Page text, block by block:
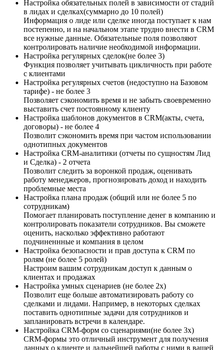
Настройка обязательных полей в зависимости от стадий
в лидах и сделках(суммарно до 10 полей)
Информация о лиде или сделке иногда поступает к нам
постепенно, и на начальном этапе трудно внести в CRM
все нужные данные. Обязательные поля позволяют
контролировать наличие необходимой информации.
Настройка регулярных сделок(не более 3)
Функция позволяет учитывать цикличность при работе
с клиентами
Настройка регулярных счетов (недоступно на Базовом
тарифе) - не более 3
Позволяет сэкономить время и не забыть своевременно
выставить счет постоянному клиенту
Настройка шаблонов документов в CRM(акты, счета,
договоры) - не более 4
Позволит сэкономить время при частом использовании
однотипных документов
Настройка CRM-аналитики (отчеты по сущностям Лид
и Сделка) - 2 отчета
Позволит следить за воронкой продаж, оценивать
работу менеджеров, прогнозировать доход и находить
проблемные места
Настройка плана продаж (общий или не более 5 по
сотрудникам)
Помогает планировать поступление денег в компанию и
контролировать показатели сотрудников. Вы сможете
оценить, насколько эффективно работают
подчиненнные и компания в целом
Настройка безопасности и прав доступа к CRM по
ролям (не более 5 ролей)
Настроим вашим сотрудникам доступ к данным о
клиентах и продажах
Настройка умных сценариев (не более 2х)
Позволит еще больше автоматизировать работу со
сделками и лидами. Например, в некоторых сделках
поставить однотипные задачи для сотрудников и
запланировать встречи в календаре.
Настройка CRM-форм со сценариями(не более 3х)
CRM-формы это отличный инструмент для получения
данных о клиенте и дальнейшей работы с ними в вашей